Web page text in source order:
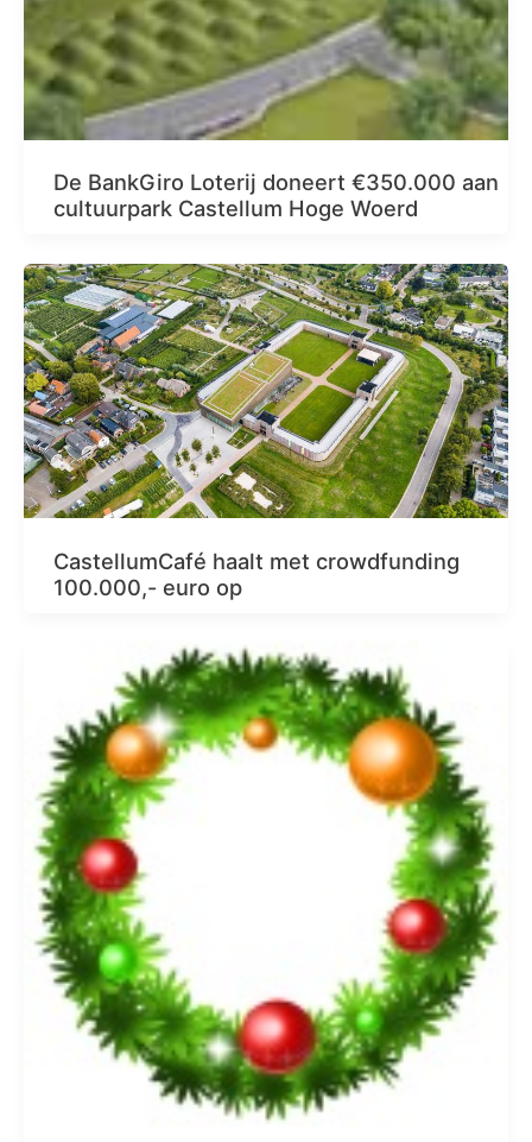
De BankGiro Loterij doneert €350.000 aan
cultuurpark Castellum Hoge Woerd
CastellumCafé haalt met crowdfunding
100.000,- euro op